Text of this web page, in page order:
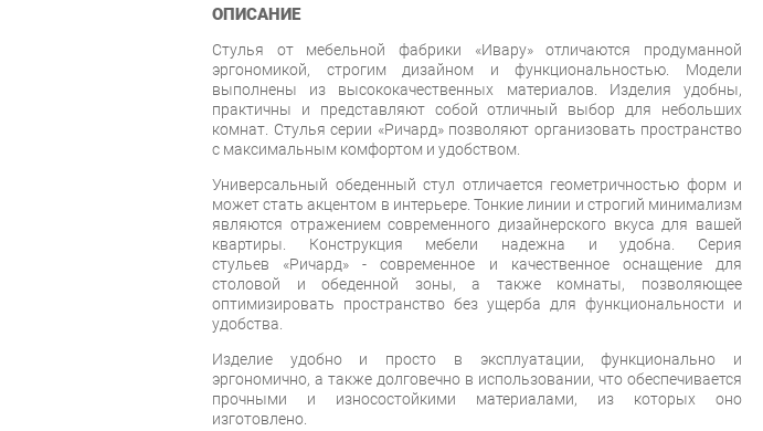
ОПИСАНИЕ
Стулья от мебельной фабрики «Ивару» отличаются продуманной
эргономикой, строгим дизайном и функциональностью. Модели
выполнены из высококачественных материалов. Изделия удобны,
практичны и представляют собой отличный выбор для небольших
комнат. Стулья серии «Ричард» позволяют организовать пространство
с максимальным комфортом и удобством.
Универсальный обеденный стул отличается геометричностью форм и
может стать акцентом в интерьере. Тонкие линии и строгий минимализм
являются отражением современного дизайнерского вкуса для вашей
квартиры. Конструкция мебели надежна и удобна. Серия
стульев «Ричард» - современное и качественное оснащение для
столовой и обеденной зоны, а также комнаты, позволяющее
оптимизировать пространство без ущерба для функциональности и
удобства.
Изделие удобно и просто в эксплуатации, функционально и
эргономично, а также долговечно в использовании, что обеспечивается
прочными и износостойкими материалами, из которых оно
изготовлено.